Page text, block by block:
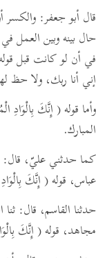
قال أبو جعفر: والكسر
حال بينه وبين العمل
في أن لو كانت قبل
إني أنا ربك، ولا حظ
وأما قوله( إِنَّكَ
المبارك.
كما حدثني عليّ، قال:
عباس، قوله( إِنَّكَ
حدثنا القاسم، قال:
مجاهد، قوله( إِنَّكَ